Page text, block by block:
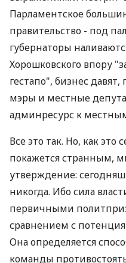
Парламентское
правительство - под
губернаторы
Хорошковского впору
гестапо", бизнес
мэры и местные
админресурс к
Все это так. Но, как
покажется странным,
утверждение:
никогда. Ибо сила
первичными
сравнением с
Она определяется
команды